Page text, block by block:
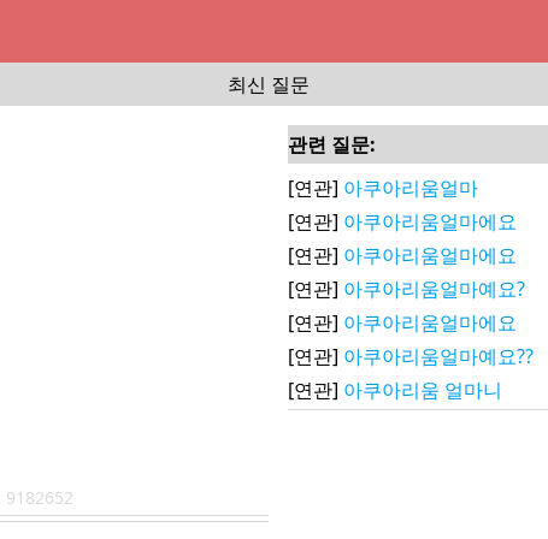
최신 질문
9182652
관련 질문:
[연관] 아쿠아리움얼마
[연관] 아쿠아리움얼마에요
[연관] 아쿠아리움얼마에요
[연관] 아쿠아리움얼마예요?
[연관] 아쿠아리움얼마에요
[연관] 아쿠아리움얼마예요??
[연관] 아쿠아리움 얼마니